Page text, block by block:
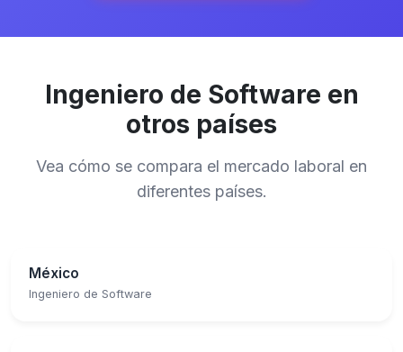
Ingeniero de Software en
otros países
Vea cómo se compara el mercado laboral en
diferentes países.
México
Ingeniero de Software